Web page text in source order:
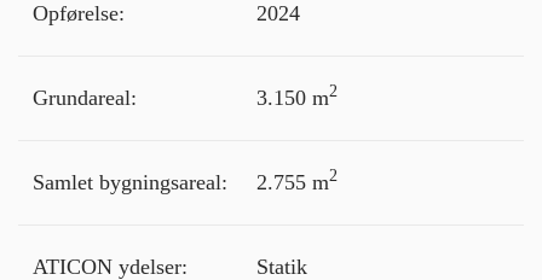
Opførelse: 2024
Grundareal: 3.150 m2
Samlet bygningsareal: 2.755 m2
ATICON ydelser: Statik